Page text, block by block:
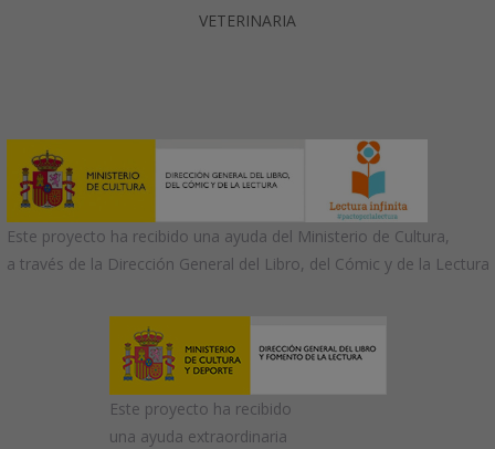
VETERINARIA
Este proyecto ha recibido una ayuda del Ministerio de Cultura,
a través de la Dirección General del Libro, del Cómic y de la Lectura
Este proyecto ha recibido
una ayuda extraordinaria